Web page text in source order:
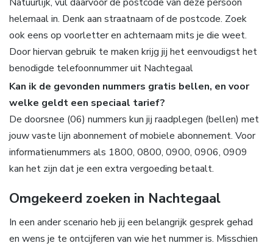
helemaal in. Denk aan straatnaam of de postcode. Zoek
ook eens op voorletter en achternaam mits je die weet.
Door hiervan gebruik te maken krijg jij het eenvoudigst het
benodigde telefoonnummer uit Nachtegaal
Kan ik de gevonden nummers gratis bellen, en voor
welke geldt een speciaal tarief?
De doorsnee (06) nummers kun jij raadplegen (bellen) met
jouw vaste lijn abonnement of mobiele abonnement. Voor
informatienummers als 1800, 0800, 0900, 0906, 0909
kan het zijn dat je een extra vergoeding betaalt.
Omgekeerd zoeken in Nachtegaal
In een ander scenario heb jij een belangrijk gesprek gehad
en wens je te ontcijferen van wie het nummer is. Misschien